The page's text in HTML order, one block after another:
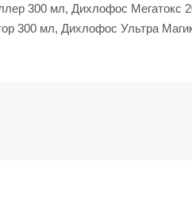
300 мл, Дихлофос Мегатокс
300 мл, Дихлофос Ультра